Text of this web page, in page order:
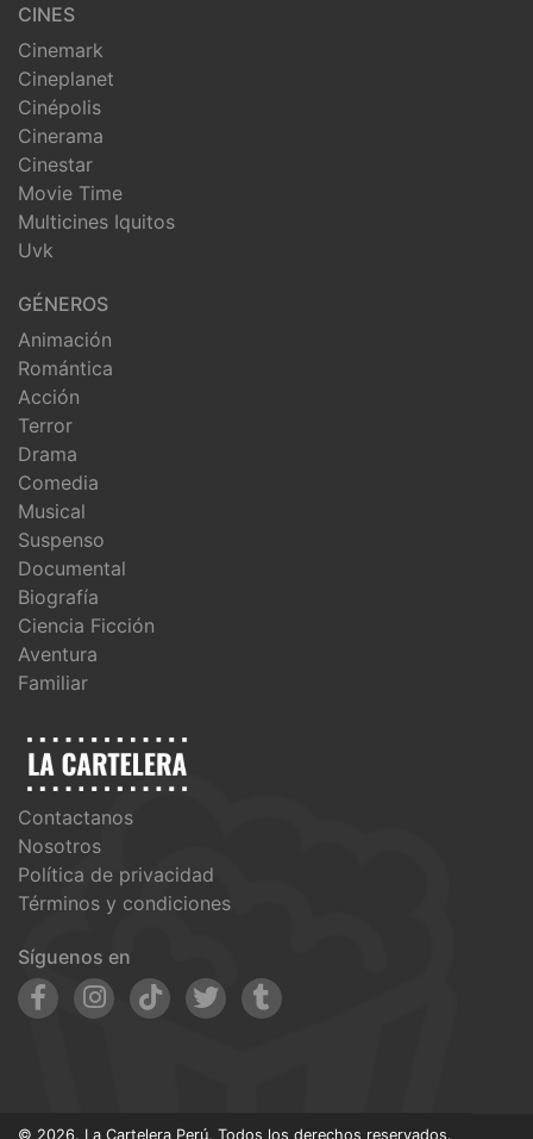
CINES
Cinemark
Cineplanet
Cinépolis
Cinerama
Cinestar
Movie Time
Multicines Iquitos
Uvk
GÉNEROS
Animación
Romántica
Acción
Terror
Drama
Comedia
Musical
Suspenso
Documental
Biografía
Ciencia Ficción
Aventura
Familiar
Contactanos
Nosotros
Política de privacidad
Términos y condiciones
Síguenos en
© 2026. La Cartelera Perú, Todos los derechos reservados.